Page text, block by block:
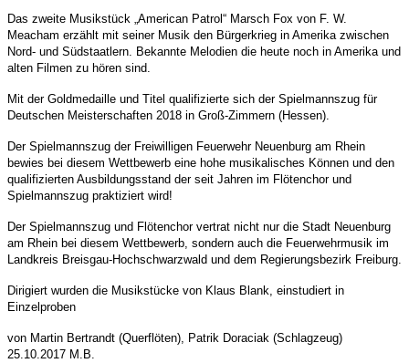
Das zweite Musikstück „American Patrol“ Marsch Fox von F. W.
Meacham erzählt mit seiner Musik den Bürgerkrieg in Amerika zwischen
Nord- und Südstaatlern. Bekannte Melodien die heute noch in Amerika und
alten Filmen zu hören sind.
Mit der Goldmedaille und Titel qualifizierte sich der Spielmannszug für
Deutschen Meisterschaften 2018 in Groß-Zimmern (Hessen).
Der Spielmannszug der Freiwilligen Feuerwehr Neuenburg am Rhein
bewies bei diesem Wettbewerb eine hohe musikalisches Können und den
qualifizierten Ausbildungsstand der seit Jahren im Flötenchor und
Spielmannszug praktiziert wird!
Der Spielmannszug und Flötenchor vertrat nicht nur die Stadt Neuenburg
am Rhein bei diesem Wettbewerb, sondern auch die Feuerwehrmusik im
Landkreis Breisgau-Hochschwarzwald und dem Regierungsbezirk Freiburg.
Dirigiert wurden die Musikstücke von Klaus Blank, einstudiert in
Einzelproben
von Martin Bertrandt (Querflöten), Patrik Doraciak (Schlagzeug)
25.10.2017 M.B.